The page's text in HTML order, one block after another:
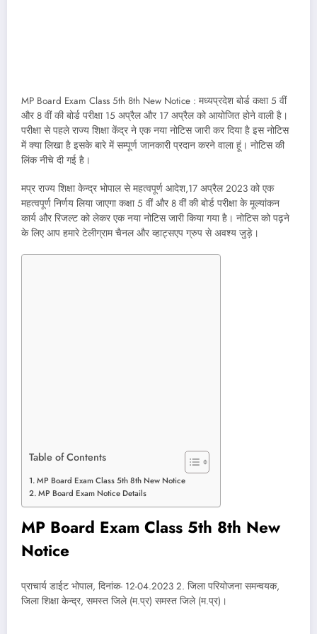
MP Board Exam Class 5th 8th New Notice : मध्यप्रदेश बोर्ड कक्षा 5 वीं
और 8 वीं की बोर्ड परीक्षा 15 अप्रैल और 17 अप्रैल को आयोजित होने वाली है।
परीक्षा से पहले राज्य शिक्षा केंद्र ने एक नया नोटिस जारी कर दिया है इस नोटिस
में क्या लिखा है इसके बारे में सम्पूर्ण जानकारी प्रदान करने वाला हूं। नोटिस की
लिंक नीचे दी गई है।
मप्र राज्य शिक्षा केन्द्र भोपाल से महत्वपूर्ण आदेश,17 अप्रैल 2023 को एक
महत्वपूर्ण निर्णय लिया जाएगा कक्षा 5 वीं और 8 वीं की बोर्ड परीक्षा के मूल्यांकन
कार्य और रिजल्ट को लेकर एक नया नोटिस जारी किया गया है। नोटिस को पढ़ने
के लिए आप हमारे टेलीग्राम चैनल और व्हाट्सएप ग्रुप से अवश्य जुड़े।
Table of Contents
MP Board Exam Class 5th 8th New Notice
MP Board Exam Notice Details
MP Board Exam Class 5th 8th New
Notice
प्राचार्य डाईट भोपाल, दिनांक- 12-04.2023 2. जिला परियोजना समन्वयक,
जिला शिक्षा केन्द्र, समस्त जिले (म.प्र) समस्त जिले (म.प्र)।